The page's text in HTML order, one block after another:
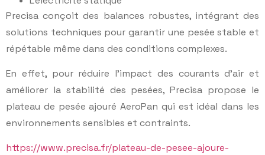
Precisa conçoit des balances robustes, intégrant des
solutions techniques pour garantir une pesée stable et
répétable même dans des conditions complexes.
En effet, pour réduire l’impact des courants d’air et
améliorer la stabilité des pesées, Precisa propose le
plateau de pesée ajouré AeroPan qui est idéal dans les
environnements sensibles et contraints.
https://www.precisa.fr/plateau-de-pesee-ajoure-